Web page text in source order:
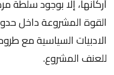
أركانها، إلا بوجود
القوة المشروعة داخل
الادبيات السياسية مع
للعنف المشروع.